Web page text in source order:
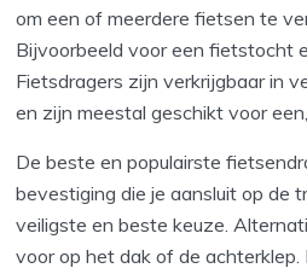
om een of meerdere fietsen te
Bijvoorbeeld voor een fietstocht
Fietsdragers zijn verkrijgbaar in
en zijn meestal geschikt voor
De beste en populairste
bevestiging die je aansluit op de
veiligste en beste keuze.
voor op het dak of de